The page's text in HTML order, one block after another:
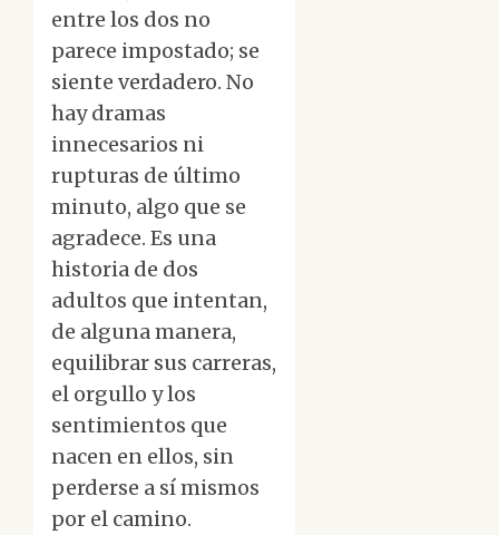
entre los dos no
parece impostado; se
siente verdadero. No
hay dramas
innecesarios ni
rupturas de último
minuto, algo que se
agradece. Es una
historia de dos
adultos que intentan,
de alguna manera,
equilibrar sus carreras,
el orgullo y los
sentimientos que
nacen en ellos, sin
perderse a sí mismos
por el camino.